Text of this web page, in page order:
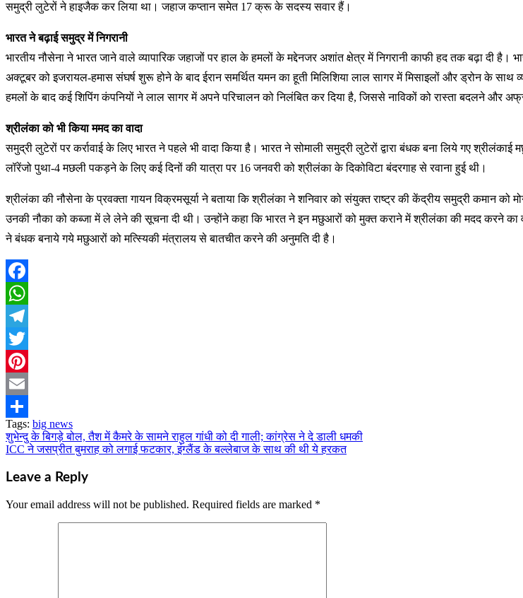
समुद्री लुटेरों ने हाइजैक कर लिया था। जहाज कप्तान समेत 17 क्रू के सदस्य सवार हैं।
भारत ने बढ़ाई समुद्र में निगरानी
भारतीय नौसेना ने भारत जाने वाले व्यापारिक जहाजों पर हाल के हमलों के मद्देनजर अशांत क्षेत्र में निगरानी काफी हद तक बढ़ा दी है।
अक्टूबर को इजरायल-हमास संघर्ष शुरू होने के बाद ईरान समर्थित यमन का हूती मिलिशिया लाल सागर में मिसाइलों और ड्रोन के साथ
हमलों के बाद कई शिपिंग कंपनियों ने लाल सागर में अपने परिचालन को निलंबित कर दिया है, जिससे नाविकों को रास्ता बदलने और
श्रीलंका को भी किया ममद का वादा
समुद्री लुटेरों पर कर्रावाई के लिए भारत ने पहले भी वादा किया है। भारत ने सोमाली समुद्री लुटेरों द्वारा बंधक बना लिये गए
लॉरेंजो पुथा-4 मछली पकड़ने के लिए कई दिनों की यात्रा पर 16 जनवरी को श्रीलंका के दिकोविटा बंदरगाह से रवाना हुई थी।
श्रीलंका की नौसेना के प्रवक्ता गायन विक्रमसूर्या ने बताया कि श्रीलंका ने शनिवार को संयुक्त राष्ट्र की केंद्रीय समुद्री कमान को
उनकी नौका को कब्जा में ले लेने की सूचना दी थी। उन्होंने कहा कि भारत ने इन मछुआरों को मुक्त कराने में श्रीलंका की मदद करने का
ने बंधक बनाये गये मछुआरों को मत्स्यिकी मंत्रालय से बातचीत करने की अनुमति दी है।
Facebook
WhatsApp
Telegram
Twitter
Pinterest
Email
Share
Tags: big news
Post
navigation
शुभेन्दु के बिगड़े बोल, तैश में कैमरे के सामने राहुल गांधी को दी गाली; कांग्रेस ने दे डाली धमकी
ICC ने जसप्रीत बुमराह को लगाई फटकार, इंग्लैंड के बल्लेबाज के साथ की थी ये हरकत
Leave a Reply
Your email address will not be published. Required fields are marked *